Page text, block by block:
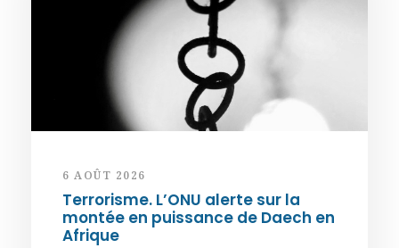
6 AOÛT 2026
Terrorisme. L’ONU alerte sur la
montée en puissance de Daech en
Afrique